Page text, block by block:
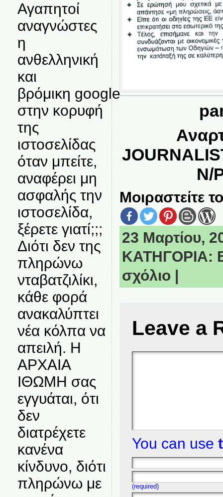
Αγαπητοί
αναγνώστες
η
ανθελληνική
και
βρόμικη google
στην κορυφή
της
ιστοσελίδας
όταν μπείτε,
αναφέρει μη
ασφαλής την
ιστοσελίδα,
ξέρετε γιατί;;;
Διότι δεν της
πληρώνω
νταβατζιλίκι,
κάθε φορά
ανακαλύπτει
νέα κόλπα να
απειλή. Η
ΑΡΧΑΙΑ
ΙΘΩΜΗ σας
εγγυάται, ότι
δεν
διατρέχετε
κανένα
κίνδυνο, διότι
πληρώνω με
N/
Μοιραστείτε
23 Μαρτίου,
ΚΑΤΗΓΟΡΙΑ:
σχόλιο
Leave a
You can use
(required)